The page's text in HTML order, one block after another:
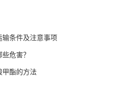
条件及注意事项
危害？
甲酯的方法